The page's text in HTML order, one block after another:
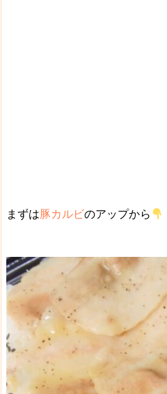
まずは豚カルビのアップから